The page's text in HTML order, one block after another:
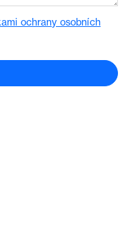
ochrany osobních